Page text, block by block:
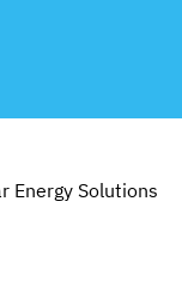
Energy Solutions